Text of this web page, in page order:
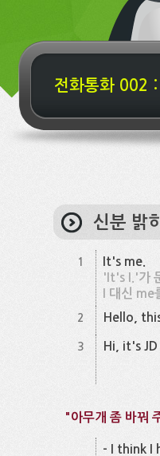
전화통화 002 :
신분 밝
1
It's me.
'It's I.'가
I 대신 me
2 Hello,
3 Hi, it's
"아무개 좀 바꿔
- I think I